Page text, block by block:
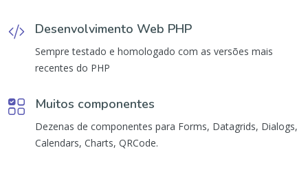
Desenvolvimento Web PHP
Sempre testado e homologado com as versões mais
recentes do PHP
Muitos componentes
Dezenas de componentes para Forms, Datagrids, Dialogs,
Calendars, Charts, QRCode.